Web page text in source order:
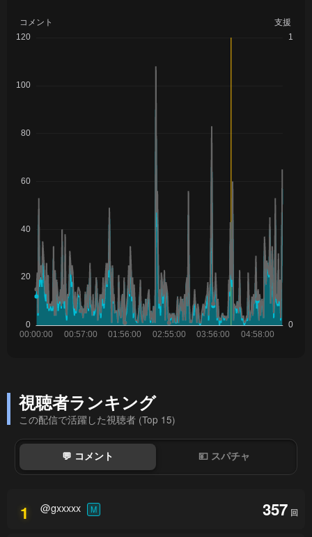
視聴者ランキング
この配信で活躍した視聴者 (Top 15)
💬 コメント 💴 スパチャ
1 @gxxxxx M 357 回